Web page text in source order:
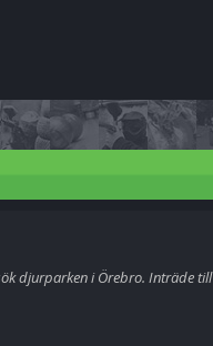
djurparken i Örebro. Inträde till